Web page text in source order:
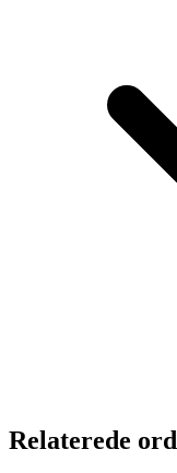
Relaterede ord